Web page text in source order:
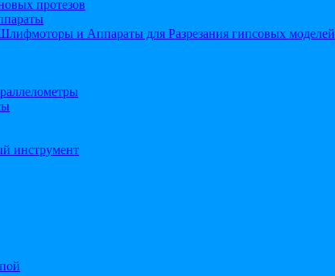
протезов
и Аппараты для Разрезания гипсовых моделей
инструмент